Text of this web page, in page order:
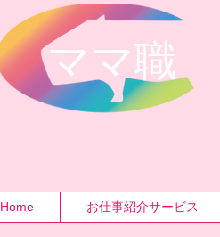
​ママ職
Home お仕事紹介サービス